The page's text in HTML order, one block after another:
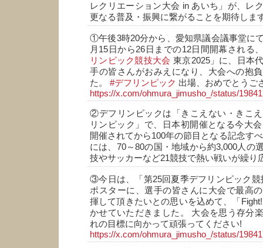
レクリエーション大会 in あいち」が、レ
更なる普及・振興に繋がることを期待しま
①午後3時20分から、愛知県議会議事堂に
月15日から26日までの12日間開幕される
リンピック競技大会 東京2025」に、日本
手の皆さんがおみえになり、大会への抱
た。 #デフリンピック 出場、おめでとうご
https://x.com/ohmura_jimusho_/status/
②デフリンピックは「きこえない・きこ
リンピック」で、日本初開催となる今大
開催されてから100年の節目となる記念す
には、70～80の国・地域から約3,000人の
技やサッカーなど21競技で熱い戦いが繰り
③今日は、「第25回夏季デフリンピック競
ポスターに、選手の皆さんに大会で最高
揮して頂きたいとの思いを込めて、「
かせていただきました。 大会を思う存分
れの目標に向かって頑張ってください!
https://x.com/ohmura_jimusho_/status/